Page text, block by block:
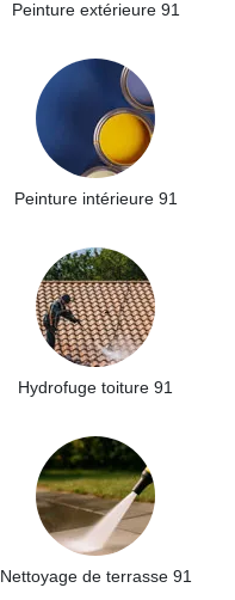
Peinture extérieure 91
Peinture intérieure 91
Hydrofuge toiture 91
Nettoyage de terrasse 91